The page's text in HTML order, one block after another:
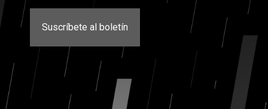
Suscríbete al boletín